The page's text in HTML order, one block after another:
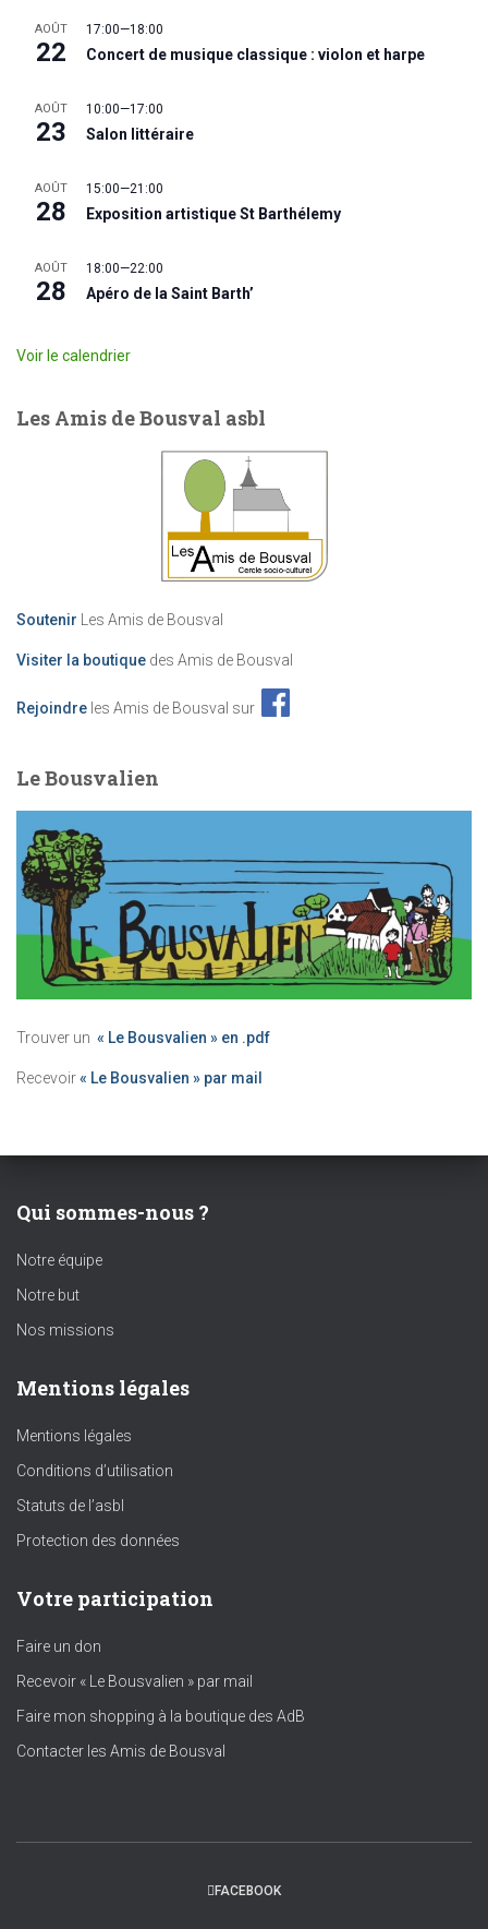
AOÛT
22
17:00—18:00
Concert de musique classique : violon et harpe
AOÛT
23
10:00—17:00
Salon littéraire
AOÛT
28
15:00—21:00
Exposition artistique St Barthélemy
AOÛT
28
18:00—22:00
Apéro de la Saint Barth’
Voir le calendrier
Les Amis de Bousval asbl
Soutenir Les Amis de Bousval
Visiter la boutique des Amis de Bousval
Rejoindre les Amis de Bousval sur
Le Bousvalien
Trouver un « Le Bousvalien » en .pdf
Recevoir« Le Bousvalien » par mail
Qui sommes-nous ?
Notre équipe
Notre but
Nos missions
Mentions légales
Mentions légales
Conditions d’utilisation
Statuts de l’asbl
Protection des données
Votre participation
Faire un don
Recevoir « Le Bousvalien » par mail
Faire mon shopping à la boutique des AdB
Contacter les Amis de Bousval
FACEBOOK